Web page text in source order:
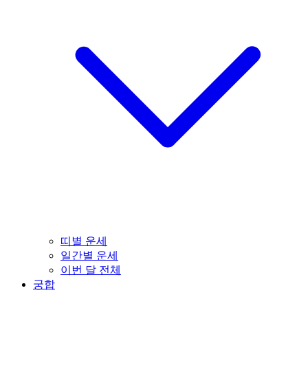
띠별 운세
일간별 운세
이번 달 전체
궁합